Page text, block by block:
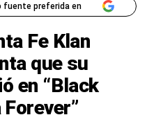
fuente preferida en
Fe Klan
que su
en “Black